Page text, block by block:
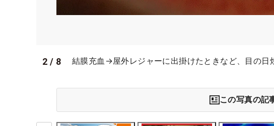
2 / 8 結膜充血→屋外レジャーに出掛けたときなど、目の
この写真の記